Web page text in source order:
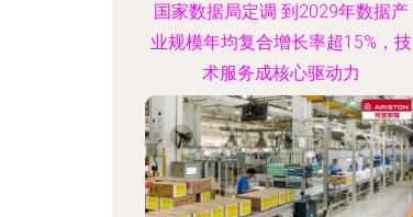
国家数据局定调 到2029年数据产
业规模年均复合增长率超15%，技
术服务成核心驱动力